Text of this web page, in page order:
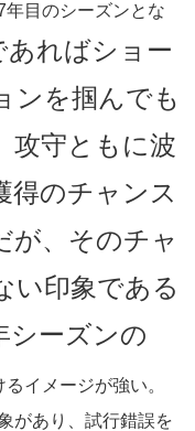
目のシーズンとな
あればショー
ンを掴んでも
攻守ともに波
得のチャンス
が、そのチャ
い印象である
シーズンの
イメージが強い。
があり、試行錯誤を